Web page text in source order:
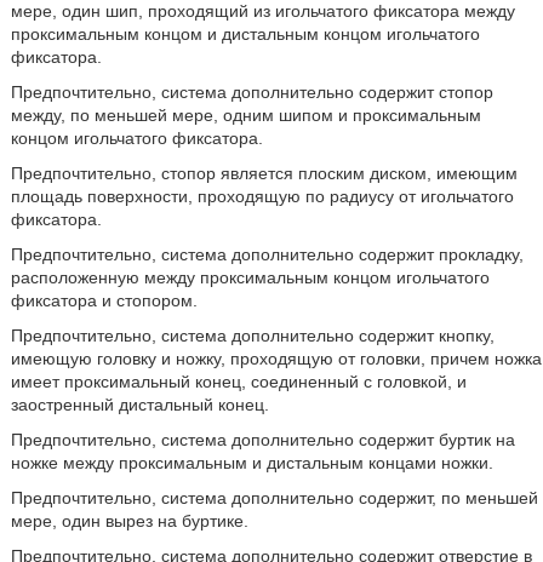
мере, один шип, проходящий из игольчатого фиксатора между
проксимальным концом и дистальным концом игольчатого
фиксатора.
Предпочтительно, система дополнительно содержит стопор
между, по меньшей мере, одним шипом и проксимальным
концом игольчатого фиксатора.
Предпочтительно, стопор является плоским диском, имеющим
площадь поверхности, проходящую по радиусу от игольчатого
фиксатора.
Предпочтительно, система дополнительно содержит прокладку,
расположенную между проксимальным концом игольчатого
фиксатора и стопором.
Предпочтительно, система дополнительно содержит кнопку,
имеющую головку и ножку, проходящую от головки, причем ножка
имеет проксимальный конец, соединенный с головкой, и
заостренный дистальный конец.
Предпочтительно, система дополнительно содержит буртик на
ножке между проксимальным и дистальным концами ножки.
Предпочтительно, система дополнительно содержит, по меньшей
мере, один вырез на буртике.
Предпочтительно, система дополнительно содержит отверстие в